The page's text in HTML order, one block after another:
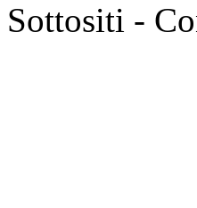
Sottositi -